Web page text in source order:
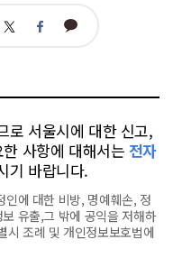
트 페 카
로 서울시에 대한 신고,
사항에 대해서는 전자
기 바랍니다.
에 대한 비방, 명예훼손, 정
유출,그 밖에 공익을 저해하
시 조례 및 개인정보보호법에